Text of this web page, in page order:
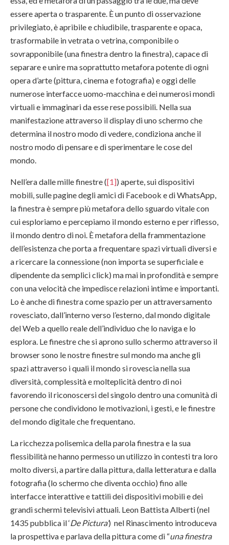
essere aperta o trasparente. È un punto di osservazione
privilegiato, è apribile e chiudibile, trasparente e opaca,
trasformabile in vetrata o vetrina, componibile o
sovrapponibile (una finestra dentro la finestra), capace di
separare e unire ma soprattutto metafora potente di ogni
opera d’arte (pittura, cinema e fotografia) e oggi delle
numerose interfacce uomo-macchina e dei numerosi mondi
virtuali e immaginari da esse rese possibili. Nella sua
manifestazione attraverso il display di uno schermo che
determina il nostro modo di vedere, condiziona anche il
nostro modo di pensare e di sperimentare le cose del
mondo.
Nell’era dalle mille finestre ([1]) aperte, sui dispositivi
mobili, sulle pagine degli amici di Facebook e di WhatsApp,
la finestra è sempre più metafora dello sguardo vitale con
cui esploriamo e percepiamo il mondo esterno e per riflesso,
il mondo dentro di noi. È metafora della frammentazione
dell’esistenza che porta a frequentare spazi virtuali diversi e
a ricercare la connessione (non importa se superficiale e
dipendente da semplici click) ma mai in profondità e sempre
con una velocità che impedisce relazioni intime e importanti.
Lo è anche di finestra come spazio per un attraversamento
rovesciato, dall’interno verso l’esterno, dal mondo digitale
del Web a quello reale dell’individuo che lo naviga e lo
esplora. Le finestre che si aprono sullo schermo attraverso il
browser sono le nostre finestre sul mondo ma anche gli
spazi attraverso i quali il mondo si rovescia nella sua
diversità, complessità e molteplicità dentro di noi
favorendo il riconoscersi del singolo dentro una comunità di
persone che condividono le motivazioni, i gesti, e le finestre
del mondo digitale che frequentano.
La ricchezza polisemica della parola finestra e la sua
flessibilità ne hanno permesso un utilizzo in contesti tra loro
molto diversi, a partire dalla pittura, dalla letteratura e dalla
fotografia (lo schermo che diventa occhio) fino alle
interfacce interattive e tattili dei dispositivi mobili e dei
grandi schermi televisivi attuali. Leon Battista Alberti (nel
1435 pubblica il ‘De Pictura’) nel Rinascimento introduceva
la prospettiva e parlava della pittura come di “una finestra